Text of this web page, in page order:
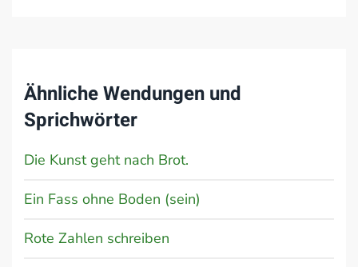
Ähnliche Wendungen und
Sprichwörter
Die Kunst geht nach Brot.
Ein Fass ohne Boden (sein)
Rote Zahlen schreiben